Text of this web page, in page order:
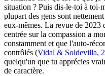
situation ? Puis dis-le-toi à toi-
plupart des gens sont
eux-mêmes. La revue de
centrée sur la compassion a
constamment et que l'auto-
contrôlés (Vidal & Soldevilla,
quelqu'un que tu apprécies
de caractère.